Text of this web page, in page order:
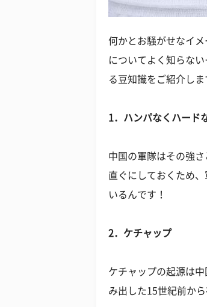
何かとお騒がせなイ
についてよく知らな
る豆知識をご紹介しま
1．ハンパなくハード
中国の軍隊はその強
直ぐにしておくため
いるんです！
2．ケチャップ
ケチャップの起源は
み出した15世紀前か